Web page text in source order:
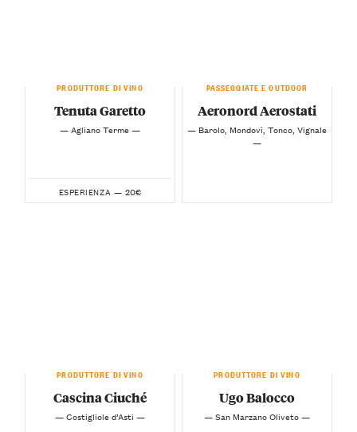
PRODUTTORE DI VINO
Tenuta Garetto
— Agliano Terme —
ESPERIENZA — 20€
PASSEGGIATE E OUTDOOR
Aeronord Aerostati
— Barolo, Mondovì, Tonco, Vignale
—
PRODUTTORE DI VINO
Cascina Ciuché
— Costigliole d’Asti —
PRODUTTORE DI VINO
Ugo Balocco
— San Marzano Oliveto —